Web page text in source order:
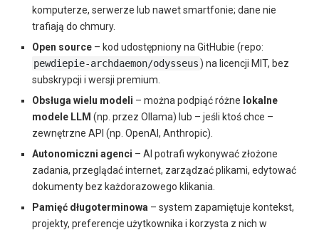
komputerze, serwerze lub nawet smartfonie; dane nie
trafiają do chmury.
Open source – kod udostępniony na GitHubie (repo:
pewdiepie-archdaemon/odysseus) na licencji MIT, bez
subskrypcji i wersji premium.
Obsługa wielu modeli – można podpiąć różne lokalne
modele LLM (np. przez Ollama) lub – jeśli ktoś chce –
zewnętrzne API (np. OpenAI, Anthropic).
Autonomiczni agenci – AI potrafi wykonywać złożone
zadania, przeglądać internet, zarządzać plikami, edytować
dokumenty bez każdorazowego klikania.
Pamięć długoterminowa – system zapamiętuje kontekst,
projekty, preferencje użytkownika i korzysta z nich w